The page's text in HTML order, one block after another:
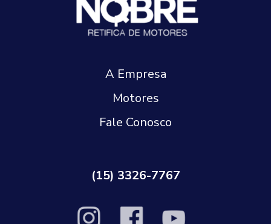
A Empresa
Motores
Fale Conosco
(15) 3326-7767